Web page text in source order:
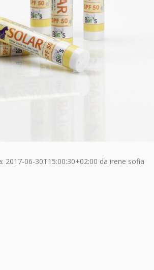
2017-06-30T15:00:30+02:00 da irene sofia